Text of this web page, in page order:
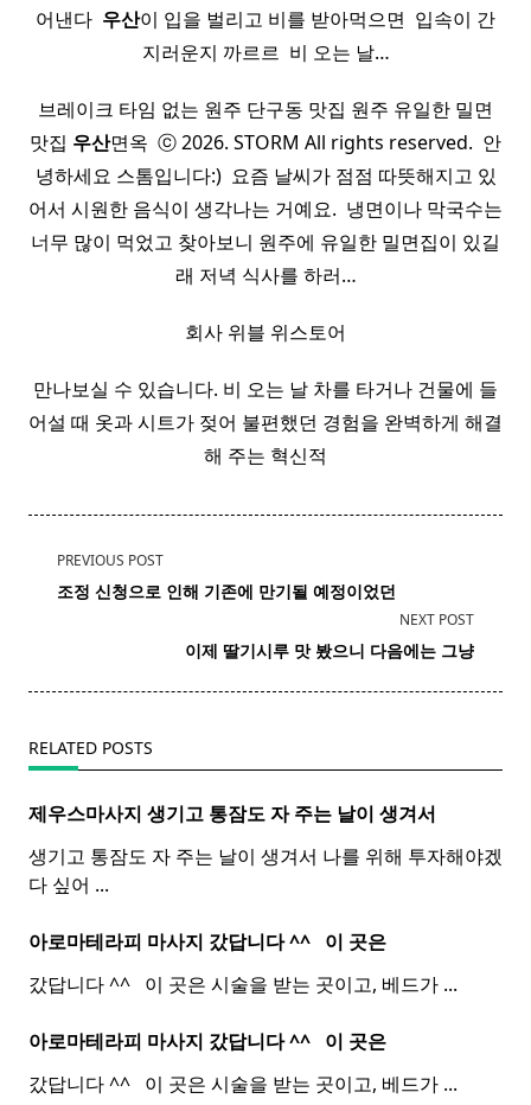
어낸다 ​ 우산이 입을 벌리고 비를 받아먹으면 ​ 입속이 간
지러운지 까르르 ​ 비 오는 날…
브레이크 타임 없는 원주 단구동 맛집 원주 유일한 밀면
맛집 우산면옥 ​ ⓒ 2026. STORM All rights reserved. ​ 안
녕하세요 스톰입니다:) ​ 요즘 날씨가 점점 따뜻해지고 있
어서 시원한 음식이 생각나는 거예요. ​ 냉면이나 막국수는
너무 많이 먹었고 찾아보니 원주에 유일한 밀면집이 있길
래 저녁 식사를 하러…
회사 위블 위스토어
만나보실 수 있습니다. 비 오는 날 차를 타거나 건물에 들
어설 때 옷과 시트가 젖어 불편했던 경험을 완벽하게 해결
해 주는 혁신적
<span
class="nav-
text">Page</span>
PREVIOUS POST
조정 신청으로 인해 기존에 만기될 예정이었던
NEXT POST
이제 딸기시루 맛 봤으니 다음에는 그냥
RELATED POSTS
제우스마사지 생기고 통잠도 자 주는 날이 생겨서
생기고 통잠도 자 주는 날이 생겨서 나를 위해 투자해야겠
다 싶어 ...
아로마테라피 마사지 갔답니다 ^^ ​ ​ 이 곳은
갔답니다 ^^ ​ ​ 이 곳은 시술을 받는 곳이고, 베드가 ...
아로마테라피 마사지 갔답니다 ^^ ​ ​ 이 곳은
갔답니다 ^^ ​ ​ 이 곳은 시술을 받는 곳이고, 베드가 ...